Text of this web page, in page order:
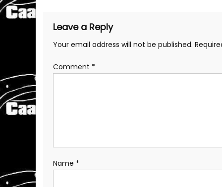
Leave a Reply
Your email address will not be published.
Comment *
Name *